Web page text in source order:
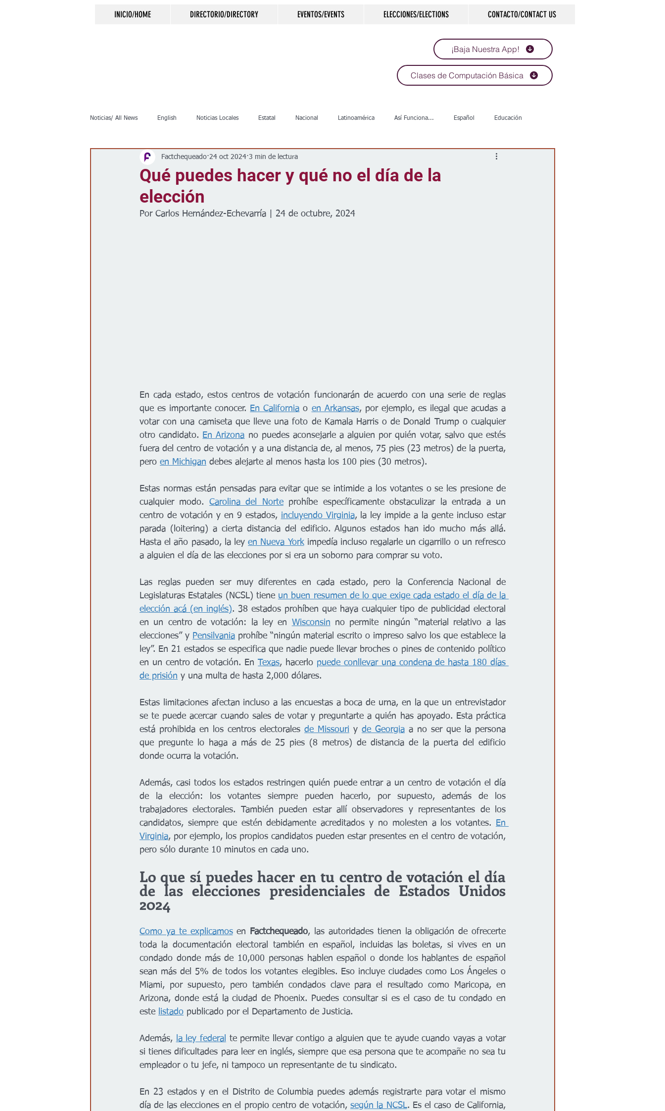
INICIO/HOME DIRECTORIO/DIRECTORY EVENTOS/EVENTS ELECCIONES/ELECTIONS CONTACTO/CONTACT US
¡Baja Nuestra App!
Clases de Computación Básica
Noticias/ All News English Noticias Locales Estatal Nacional Latinoamérica Así Funciona... Español Educación
Crimen Negocios Salud Arte & Cultura
Clima Vivienda
Qué puedes hacer y qué no el día de la
elección
Factchequeado 24 oct 2024 3 min de lectura
Por Carlos Hernández-Echevarría | 24 de octubre, 2024
En cada estado, estos centros de votación funcionarán de acuerdo con una serie de reglas
que es importante conocer.
En California o en Arkansas, por ejemplo, es ilegal que acudas a
votar con una camiseta que lleve una foto de Kamala Harris o de Donald Trump o cualquier
otro candidato.
En Arizona no puedes aconsejarle a alguien por quién votar, salvo que estés
fuera del centro de votación y a una distancia de, al menos, 75 pies (23 metros) de la puerta,
pero en Michigan debes alejarte al menos hasta los 100 pies (30 metros).
Estas normas están pensadas para evitar que se intimide a los votantes o se les presione de
cualquier modo. Carolina del Norte prohíbe específicamente obstaculizar la entrada a un
centro de votación y en 9 estados, incluyendo Virginia, la ley impide a la gente incluso estar
parada (loitering) a cierta distancia del edificio. Algunos estados han ido mucho más allá.
Hasta el año pasado, la ley en Nueva York impedía incluso regalarle un cigarrillo o un refresco
a alguien el día de las elecciones por si era un soborno para comprar su voto.
Las reglas pueden ser muy diferentes en cada estado, pero la Conferencia Nacional de
Legislaturas Estatales (NCSL) tiene un buen resumen de lo que exige cada estado el día de la
elección acá (en inglés). 38 estados prohíben que haya cualquier tipo de publicidad electoral
en un centro de votación: la ley en Wisconsin no permite ningún “material relativo a las
elecciones” y Pensilvania prohíbe “ningún material escrito o impreso salvo los que establece la
ley”. En 21 estados se especifica que nadie puede llevar broches o pines de contenido político
en un centro de votación. En Texas, hacerlo puede conllevar una condena de hasta 180 días
de prisión y una multa de hasta 2,000 dólares.
Estas limitaciones afectan incluso a las encuestas a boca de urna, en la que un entrevistador
se te puede acercar cuando sales de votar y preguntarte a quién has apoyado. Esta práctica
está prohibida en los centros electorales de Missouri y de Georgia a no ser que la persona
que pregunte lo haga a más de 25 pies (8 metros) de distancia de la puerta del edificio
donde ocurra la votación.
Además, casi todos los estados restringen quién puede entrar a un centro de votación el día
de la elección: los votantes siempre pueden hacerlo, por supuesto, además de los
trabajadores electorales. También pueden estar allí observadores y representantes de los
candidatos, siempre que estén debidamente acreditados y no molesten a los votantes.
En
Virginia, por ejemplo, los propios candidatos pueden estar presentes en el centro de votación,
pero sólo durante 10 minutos en cada uno.
Lo que sí puedes hacer en tu centro de votación el día
de las elecciones presidenciales de Estados Unidos
2024
Como ya te explicamos en Factchequeado, las autoridades tienen la obligación de ofrecerte
toda la documentación electoral también en español, incluidas las boletas, si vives en un
condado donde más de 10,000 personas hablen español o donde los hablantes de español
sean más del 5% de todos los votantes elegibles. Eso incluye ciudades como Los Ángeles o
Miami, por supuesto, pero también condados clave para el resultado como Maricopa, en
Arizona, donde está la ciudad de Phoenix. Puedes consultar si es el caso de tu condado en
este
listado publicado por el Departamento de Justicia.
Además, la ley federal
te permite llevar contigo a alguien que te ayude cuando vayas a votar
si tienes dificultades para leer en inglés, siempre que esa persona que te acompañe no sea tu
empleador o tu jefe, ni tampoco un representante de tu sindicato.
En 23 estados y en el Distrito de Columbia puedes además registrarte para votar el mismo
día de las elecciones en el propio centro de votación, según la NCSL. Es el caso de California,